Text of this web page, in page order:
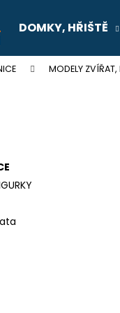
DOMKY, HŘIŠTĚ
MODELY ZVÍŘAT,
NA